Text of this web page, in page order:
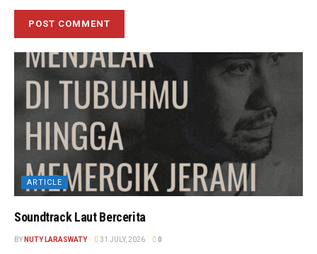
ARTICLE
Soundtrack Laut Bercerita
BY NUTY LARASWATY 31 JULY, 2026 0